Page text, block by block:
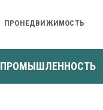
ПРОНЕДВИЖИМОСТЬ
ПРОМЫШЛЕННОСТЬ